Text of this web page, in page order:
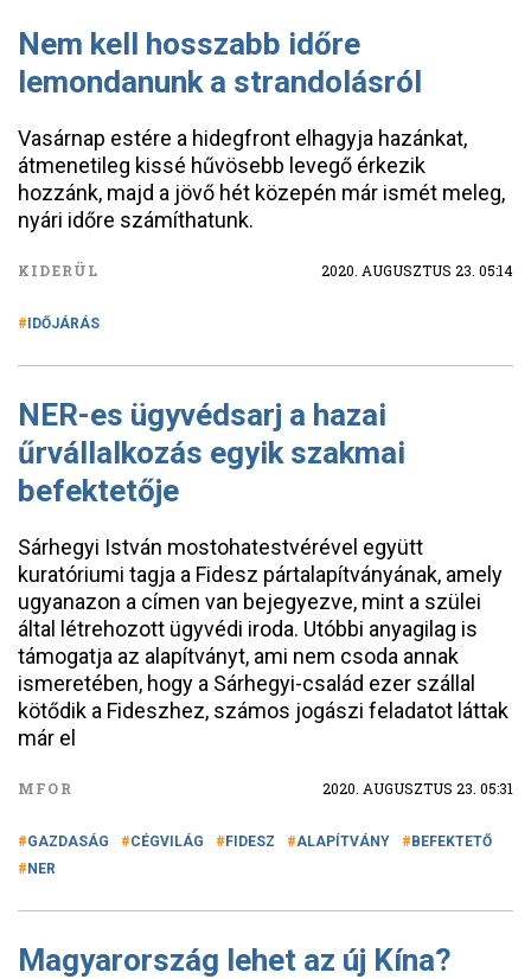
Nem kell hosszabb időre
lemondanunk a strandolásról
Vasárnap estére a hidegfront elhagyja hazánkat,
átmenetileg kissé hűvösebb levegő érkezik
hozzánk, majd a jövő hét közepén már ismét meleg,
nyári időre számíthatunk.
KIDERÜL 2020. AUGUSZTUS 23. 05:14
IDŐJÁRÁS
NER-es ügyvédsarj a hazai
űrvállalkozás egyik szakmai
befektetője
Sárhegyi István mostohatestvérével együtt
kuratóriumi tagja a Fidesz pártalapítványának, amely
ugyanazon a címen van bejegyezve, mint a szülei
által létrehozott ügyvédi iroda. Utóbbi anyagilag is
támogatja az alapítványt, ami nem csoda annak
ismeretében, hogy a Sárhegyi-család ezer szállal
kötődik a Fideszhez, számos jogászi feladatot láttak
már el
MFOR 2020. AUGUSZTUS 23. 05:31
GAZDASÁG CÉGVILÁG FIDESZ ALAPÍTVÁNY
BEFEKTETŐ
NER
Magyarország lehet az új Kína?